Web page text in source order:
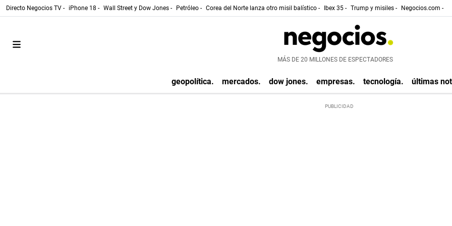
Directo Negocios TV - iPhone 18 - Wall Street y Dow Jones - Petróleo - Corea del Norte lanza otro misil balístico - Ibex 35 - Trump y misiles - Negocios.com -
MÁS DE 20 MILLONES DE ESPECTADORES
geopolítica. mercados. dow jones. empresas. tecnología. últimas